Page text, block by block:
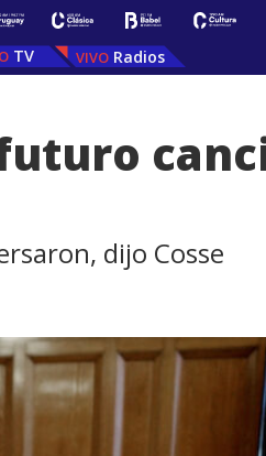
TV Radios
dijo Cosse